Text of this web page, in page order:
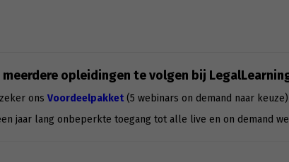
meerdere opleidingen te volgen bij
ons Voordeelpakket(5 webinars on demand naar
jaar lang onbeperkte toegang tot alle live en on demand